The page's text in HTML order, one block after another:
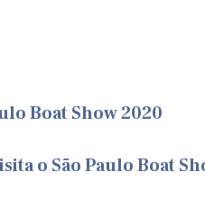
Boat Show 2020
o São Paulo Boat